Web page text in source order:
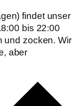
findet unser
bis 22:00
und zocken. Wir
aber